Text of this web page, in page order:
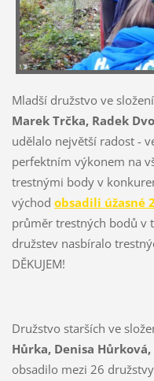
Mladší družstvo ve složení
Marek Trčka, Radek
udělalo největší radost -
perfektním výkonem na
trestnými body v
východ obsadili úžasné
průměr trestných bodů v
družstev nasbíralo
DĚKUJEM!
Družstvo starších ve
Hůrka, Denisa
obsadilo mezi 26